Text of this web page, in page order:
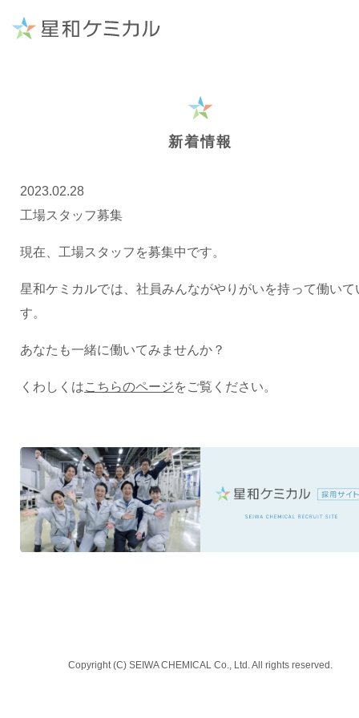
新着情報
2023.02.28
工場スタッフ募集
現在、工場スタッフを募集中です。
星和ケミカルでは、社員みんながやりがいを持って働いて
す。
あなたも一緒に働いてみませんか？
くわしくはこちらのページをご覧ください。
Copyright (C) SEIWA CHEMICAL Co., Ltd. All rights reserved.